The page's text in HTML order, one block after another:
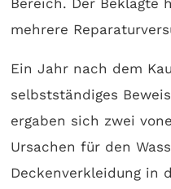
mehrere
Ein Jahr nach dem
selbstständiges
ergaben sich zwei
Ursachen für den
Deckenverkleidung in